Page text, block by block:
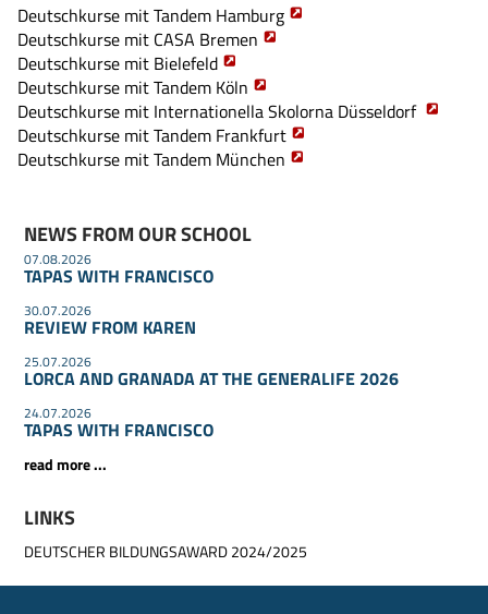
Deutschkurse mit Tandem Hamburg
Deutschkurse mit CASA Bremen
Deutschkurse mit Bielefeld
Deutschkurse mit Tandem Köln
Deutschkurse mit Internationella Skolorna Düsseldorf
Deutschkurse mit Tandem Frankfurt
Deutschkurse mit Tandem München
NEWS FROM OUR SCHOOL
07.08.2026
TAPAS WITH FRANCISCO
30.07.2026
REVIEW FROM KAREN
25.07.2026
LORCA AND GRANADA AT THE GENERALIFE 2026
24.07.2026
TAPAS WITH FRANCISCO
read more ...
LINKS
DEUTSCHER BILDUNGSAWARD 2024/2025